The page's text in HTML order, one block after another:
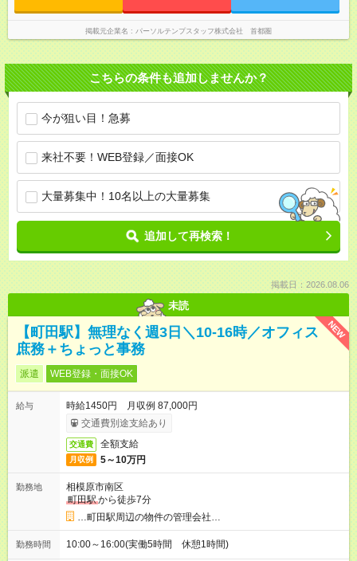
掲載元企業名 パーソルテンプスタッフ株式会社 首都圏
こちらの条件も追加しませんか？
今が狙い目！急募
来社不要！WEB登録／面接OK
大量募集中！10名以上の大量募集
追加して再検索！
掲載日：2026.08.06
未読
NEW
【町田駅】無理なく週3日＼10-16時／オフィス
庶務＋ちょっと事務
派遣 WEB登録・面接OK
給与
時給1450円 月収例 87,000円
交通費別途支給あり
交通費 全額支給
月収例 5～10万円
勤務地
相模原市南区
町田駅から徒歩7分
…町田駅周辺の物件の管理会社…
勤務時間 10:00～16:00(実働5時間 休憩1時間)